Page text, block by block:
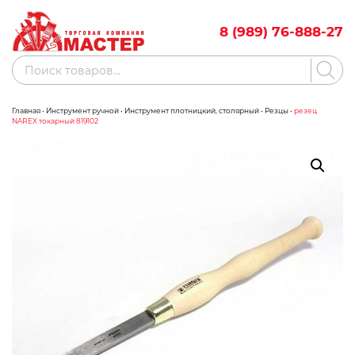
content
8 (989) 76-888-27
Акции Бренды
Клининговое оборудование
Компрессорное оборудование
Поиск
товаров
Главная• Инструмент ручной• Инструмент плотницкий, столярный• Резцы• резец
NAREX токарный 819102